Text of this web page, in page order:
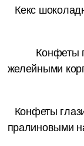
Кекс
Конфеты
желейными
Конфеты
пралиновыми